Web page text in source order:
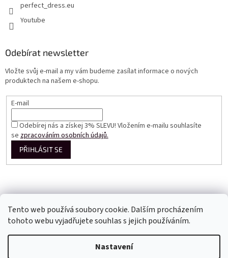
Tento web používá soubory cookie. Dalším procházením
tohoto webu vyjadřujete souhlas s jejich používáním.
Nastavení
perfect_dress.eu
Youtube
Odebírat newsletter
Vložte svůj e-mail a my vám budeme zasílat informace o nových
produktech na našem e-shopu.
E-mail
Odebírej nás a získej 3% SLEVU! Vložením e-mailu souhlasíte
sezpracováním osobních údajů.
PŘIHLÁSIT SE